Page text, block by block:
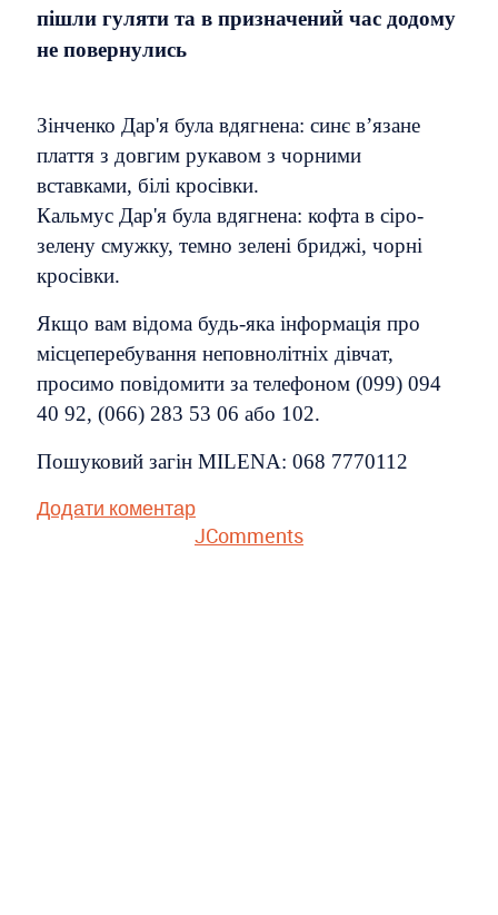
пішли гуляти та в призначений час додому
не повернулись
Зінченко Дар'я була вдягнена: синє в’язане
плаття з довгим рукавом з чорними
вставками, білі кросівки.
Кальмус Дар'я була вдягнена: кофта в сіро-
зелену смужку, темно зелені бриджі, чорні
кросівки.
Якщо вам відома будь-яка інформація про
місцеперебування неповнолітніх дівчат,
просимо повідомити за телефоном (099) 094
40 92, (066) 283 53 06 або 102.
Пошуковий загін MILENA: 068 7770112
Додати коментар
JComments